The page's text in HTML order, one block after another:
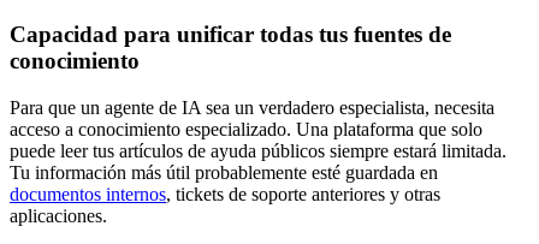
Capacidad para unificar todas tus fuentes de
conocimiento
Para que un agente de IA sea un verdadero especialista, necesita
acceso a conocimiento especializado. Una plataforma que solo
puede leer tus artículos de ayuda públicos siempre estará limitada.
Tu información más útil probablemente esté guardada en
documentos internos, tickets de soporte anteriores y otras
aplicaciones.